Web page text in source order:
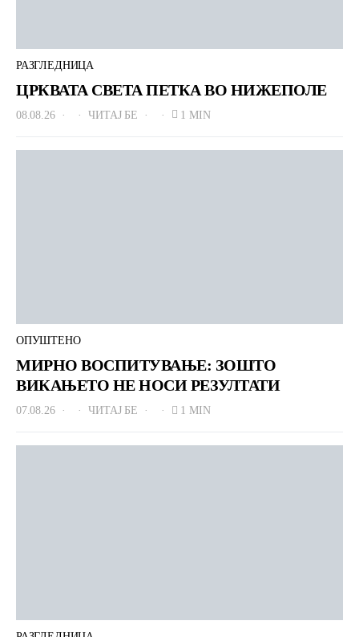
РАЗГЛЕДНИЦА
ЦРКВАТА СВЕТА ПЕТКА ВО НИЖЕПОЛЕ
08.08.26 ЧИТАЈ БЕ 1 MIN
ОПУШТЕНО
МИРНО ВОСПИТУВАЊЕ: ЗОШТО
ВИКАЊЕТО НЕ НОСИ РЕЗУЛТАТИ
07.08.26 ЧИТАЈ БЕ 1 MIN